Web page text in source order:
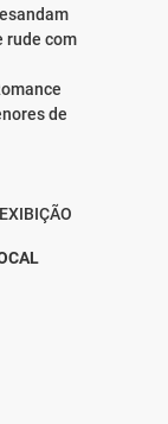
rude com
de